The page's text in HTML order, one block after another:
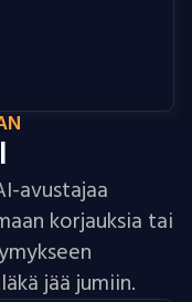
avustajaa
korjauksia tai
jää jumiin.